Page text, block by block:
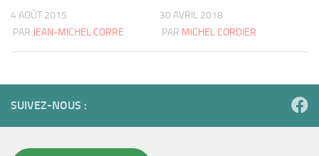
4 AOÛT 2015
PAR JEAN-MICHEL CORRE
30 AVRIL 2018
PAR MICHEL CORDIER
SUIVEZ-NOUS :